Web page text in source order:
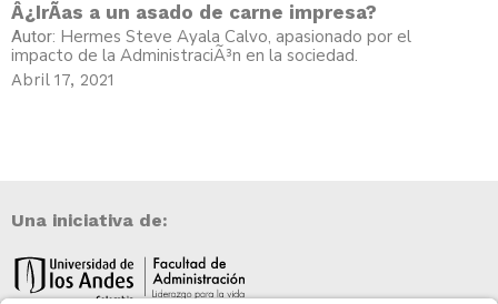
Â¿IrÃ­as a un asado de carne impresa?
Autor: Hermes Steve Ayala Calvo, apasionado por el
impacto de la AdministraciÃ³n en la sociedad.
Abril 17, 2021
Una iniciativa de: